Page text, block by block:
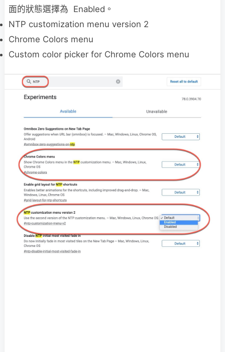
面的狀態選擇為 Enabled。
NTP customization menu version 2
Chrome Colors menu
Custom color picker for Chrome Colors menu